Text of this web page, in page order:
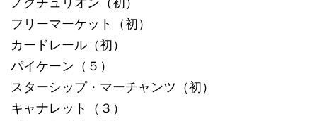
フリーマーケット（初）
カードレール（初）
パイケーン（５）
スターシップ・マーチャンツ（初）
キャナレット（３）